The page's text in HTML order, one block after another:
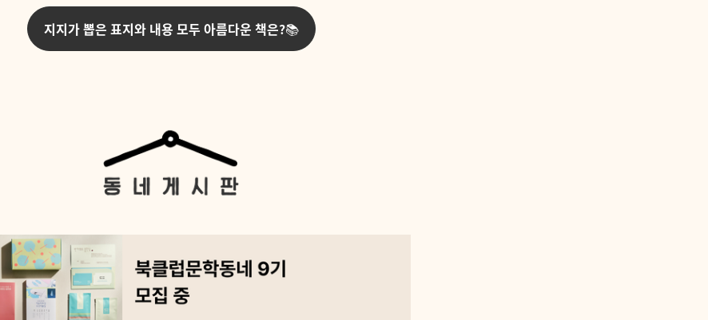
지지가 뽑은 표지와 내용 모두 아름다운 책은?📚